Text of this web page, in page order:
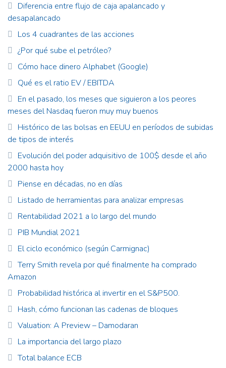
Diferencia entre flujo de caja apalancado y
desapalancado
Los 4 cuadrantes de las acciones
¿Por qué sube el petróleo?
Cómo hace dinero Alphabet (Google)
Qué es el ratio EV / EBITDA
En el pasado, los meses que siguieron a los peores
meses del Nasdaq fueron muy muy buenos
Histórico de las bolsas en EEUU en períodos de subidas
de tipos de interés
Evolución del poder adquisitivo de 100$ desde el año
2000 hasta hoy
Piense en décadas, no en días
Listado de herramientas para analizar empresas
Rentabilidad 2021 a lo largo del mundo
PIB Mundial 2021
El ciclo económico (según Carmignac)
Terry Smith revela por qué finalmente ha comprado
Amazon
Probabilidad histórica al invertir en el S&P500.
Hash, cómo funcionan las cadenas de bloques
Valuation: A Preview – Damodaran
La importancia del largo plazo
Total balance ECB